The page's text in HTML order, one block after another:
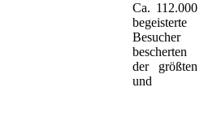
Ca. 112.000
begeisterte
Besucher
bescherten
der größten
und